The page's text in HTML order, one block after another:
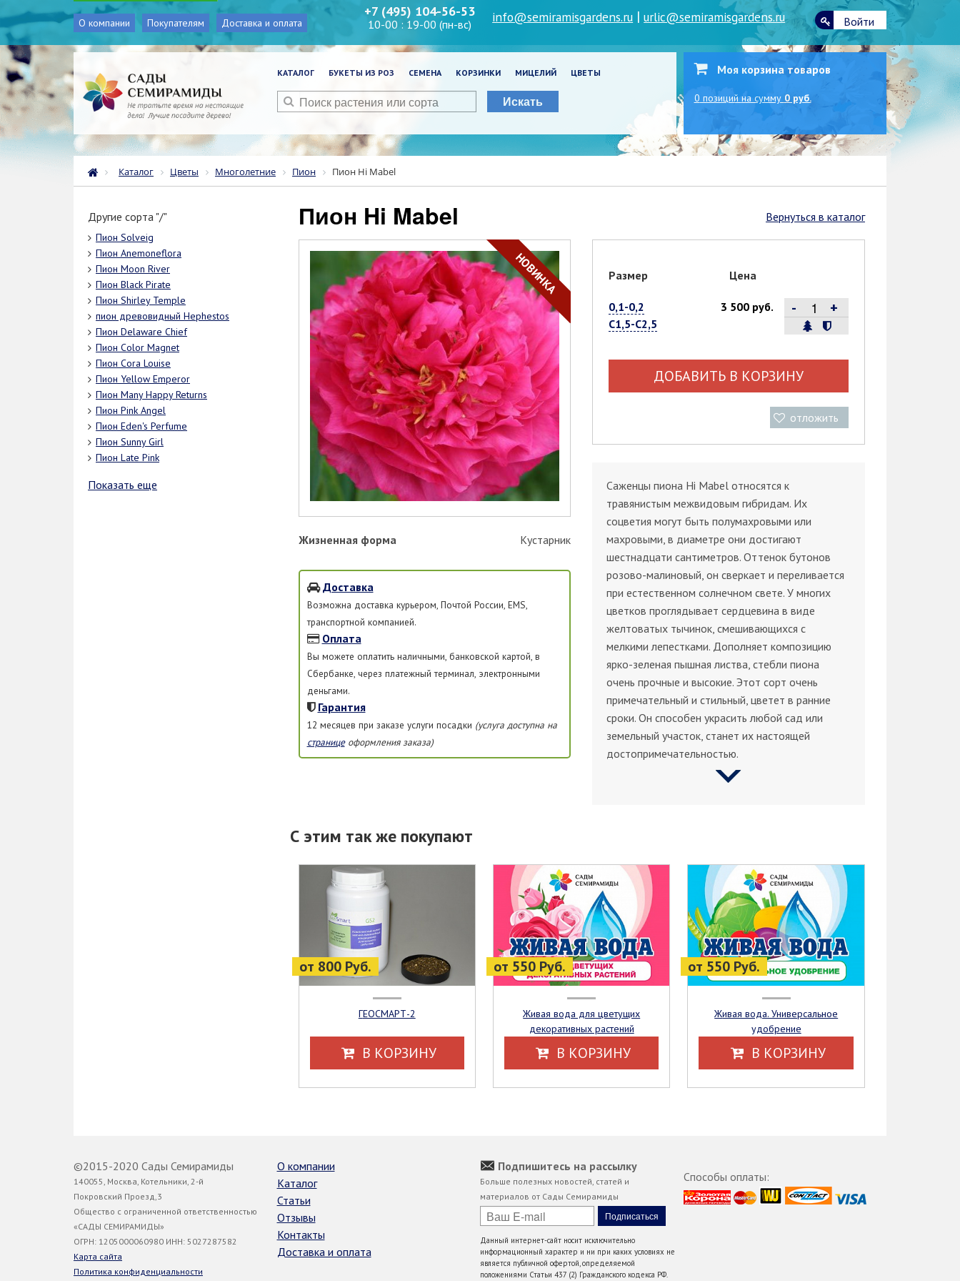
О компании Покупателям Доставка и оплата
+7 (495) 104-56-53
10-00 : 19-00 (пн-вс) info@semiramisgardens.ru |urlic@semiramisgardens.ru Войти
КАТАЛОГ БУКЕТЫ ИЗ РОЗ СЕМЕНА КОРЗИНКИ МИЦЕЛИЙ ЦВЕТЫ
Искать
Моя корзина товаров
0 позиций на сумму 0 руб.
Каталог Цветы Многолетние Пион Пион Hi Mabel
Другие сорта "/"
Пион Solveig
Пион Anemoneflora
Пион Moon River
Пион Black Pirate
Пион Shirley Temple
пион древовидный Hephestos
Пион Delaware Chief
Пион Color Magnet
Пион Cora Louise
Пион Yellow Emperor
Пион Many Happy Returns
Пион Pink Angel
Пион Eden's Perfume
Пион Sunny Girl
Пион Late Pink
Показать еще
Вернуться в каталог
Пион Hi Mabel
НОВИНКА
Жизненная форма Кустарник
Доставка
Возможна доставка курьером, Почтой России, EMS,
транспортной компанией.
Оплата
Вы можете оплатить наличными, банковской картой, в
Сбербанке, через платежный терминал, электронными
деньгами.
Гарантия
12 месяцев при заказе услуги посадки (услуга доступна на
страницеоформления заказа)
Размер Цена
0,1-0,2
С1,5-С2,5
3 500 руб. - +
ДОБАВИТЬ В КОРЗИНУ
отложить
Саженцы пиона Hi Mabel относятся к
травянистым межвидовым гибридам. Их
соцветия могут быть полумахровыми или
махровыми, в диаметре они достигают
шестнадцати сантиметров. Оттенок бутонов
розово-малиновый, он сверкает и переливается
при естественном солнечном свете. У многих
цветков проглядывает сердцевина в виде
желтоватых тычинок, смешивающихся с
мелкими лепестками. Дополняет композицию
ярко-зеленая пышная листва, стебли пиона
очень прочные и высокие. Этот сорт очень
примечательный и стильный, цветет в ранние
сроки. Он способен украсить любой сад или
земельный участок, станет их настоящей
достопримечательностью.
С этим так же покупают
от 800 Руб.
ГЕОСМАРТ-2
В КОРЗИНУ
от 550 Руб.
Живая вода для цветущих
декоративных растений
В КОРЗИНУ
от 550 Руб.
Живая вода. Универсальное
удобрение
В КОРЗИНУ
©2015-2020 Сады Семирамиды
140055, Москва, Котельники, 2-й
Покровский Проезд,3
Общество с ограниченной ответственностью
«САДЫ СЕМИРАМИДЫ»
ОГРН: 1205000060980 ИНН: 5027287582
Карта сайта
Политика конфиденциальности
О компании
Каталог
Статьи
Отзывы
Контакты
Доставка и оплата
Подпишитесь на рассылку
Больше полезных новостей, статей и
материалов от Сады Семирамиды
Данный интернет-сайт носит исключительно
информационный характер и ни при каких условиях не
является публичной офертой, определяемой
положениями Статьи 437 (2) Гражданского кодекса РФ.
Способы оплаты: